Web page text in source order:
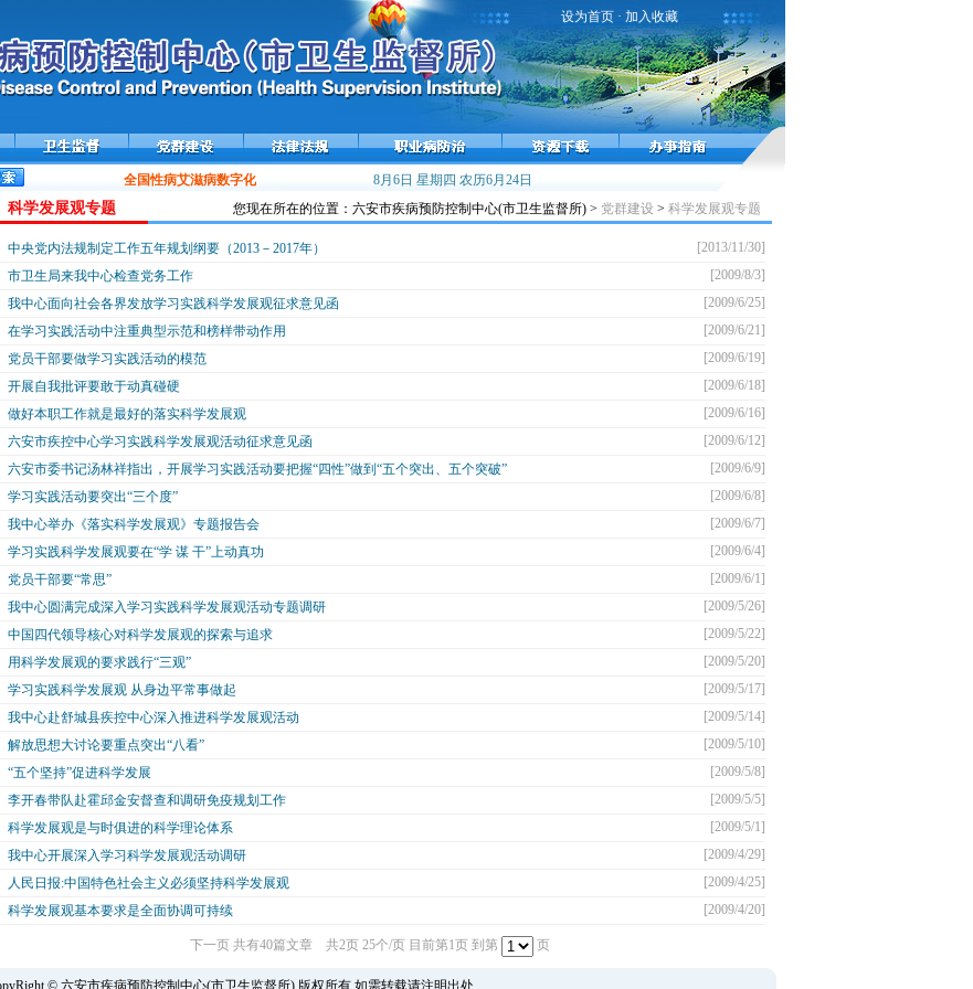
设为首页· 加入收藏
全国性病艾滋病数字化防控平台——携手在线上线运行 流感流行高峰，接种疫苗预防流感！
8月6日 星期四 农历6月24日
科学发展观专题 您现在所在的位置：六安市疾病预防控制中心(市卫生监督所) > 党群建设 > 科学发展观专题
中央党内法规制定工作五年规划纲要（2013－2017年）
[2013/11/30]
市卫生局来我中心检查党务工作
[2009/8/3]
我中心面向社会各界发放学习实践科学发展观征求意见函
[2009/6/25]
在学习实践活动中注重典型示范和榜样带动作用
[2009/6/21]
党员干部要做学习实践活动的模范
[2009/6/19]
开展自我批评要敢于动真碰硬
[2009/6/18]
做好本职工作就是最好的落实科学发展观
[2009/6/16]
六安市疾控中心学习实践科学发展观活动征求意见函
[2009/6/12]
六安市委书记汤林祥指出，开展学习实践活动要把握“四性”做到“五个突出、五个突破”
[2009/6/9]
学习实践活动要突出“三个度”
[2009/6/8]
我中心举办《落实科学发展观》专题报告会
[2009/6/7]
学习实践科学发展观要在“学 谋 干”上动真功
[2009/6/4]
党员干部要“常思”
[2009/6/1]
我中心圆满完成深入学习实践科学发展观活动专题调研
[2009/5/26]
中国四代领导核心对科学发展观的探索与追求
[2009/5/22]
用科学发展观的要求践行“三观”
[2009/5/20]
学习实践科学发展观 从身边平常事做起
[2009/5/17]
我中心赴舒城县疾控中心深入推进科学发展观活动
[2009/5/14]
解放思想大讨论要重点突出“八看”
[2009/5/10]
“五个坚持”促进科学发展
[2009/5/8]
李开春带队赴霍邱金安督查和调研免疫规划工作
[2009/5/5]
科学发展观是与时俱进的科学理论体系
[2009/5/1]
我中心开展深入学习科学发展观活动调研
[2009/4/29]
人民日报:中国特色社会主义必须坚持科学发展观
[2009/4/25]
科学发展观基本要求是全面协调可持续
[2009/4/20]
下一页共有40篇文章 共2页 25个/页 目前第1页 到第 页
© 六安市疾病预防控制中心(市卫生监督所) 版权所有 如需转载请注明出处